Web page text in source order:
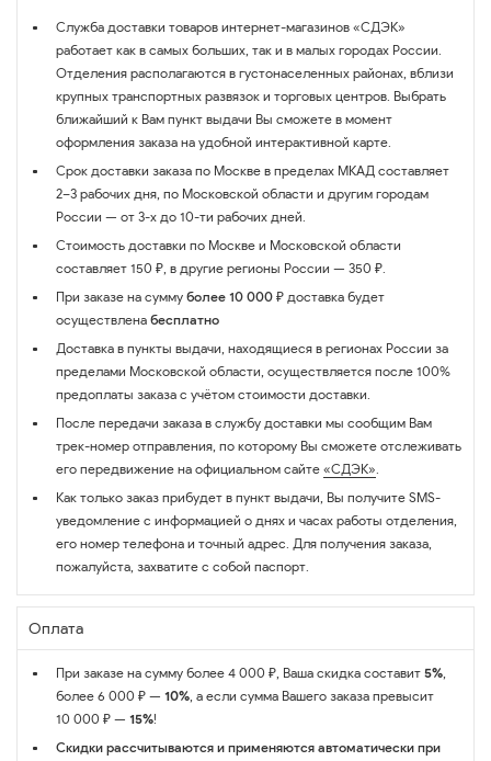
Служба доставки товаров интернет-магазинов «СДЭК»
работает как в самых больших, так и в малых городах России.
Отделения располагаются в густонаселенных районах, вблизи
крупных транспортных развязок и торговых центров. Выбрать
ближайший к Вам пункт выдачи Вы сможете в момент
оформления заказа на удобной интерактивной карте.
Срок доставки заказа по Москве в пределах МКАД составляет
2–3 рабочих дня, по Московской области и другим городам
России — от 3-х до 10-ти рабочих дней.
Стоимость доставки по Москве и Московской области
составляет 150 ₽, в другие регионы России — 350 ₽.
При заказе на сумму более 10 000 ₽ доставка будет
осуществлена бесплатно
Доставка в пункты выдачи, находящиеся в регионах России за
пределами Московской области, осуществляется после 100%
предоплаты заказа с учётом стоимости доставки.
После передачи заказа в службу доставки мы сообщим Вам
трек-номер отправления, по которому Вы сможете отслеживать
его передвижение на официальном сайте «СДЭК».
Как только заказ прибудет в пункт выдачи, Вы получите SMS-
уведомление с информацией о днях и часах работы отделения,
его номер телефона и точный адрес. Для получения заказа,
пожалуйста, захватите с собой паспорт.
Оплата
При заказе на сумму более 4 000 ₽, Ваша скидка составит 5%,
более 6 000 ₽ — 10%, а если сумма Вашего заказа превысит
10 000 ₽ — 15%!
Скидки рассчитываются и применяются автоматически при